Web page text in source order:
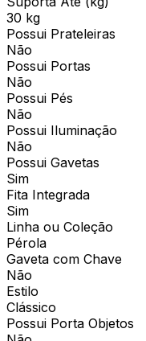
30 kg
Possui Prateleiras
Não
Possui Portas
Não
Possui Pés
Não
Possui Iluminação
Não
Possui Gavetas
Sim
Fita Integrada
Sim
Linha ou Coleção
Pérola
Gaveta com Chave
Não
Estilo
Clássico
Possui Porta Objetos